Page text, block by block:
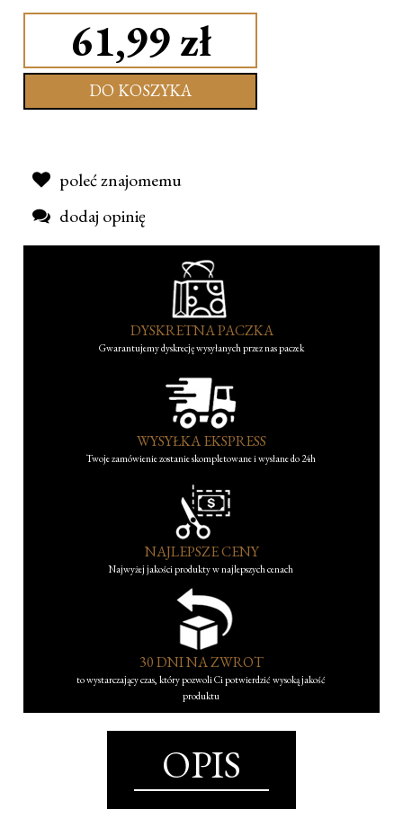
61,99 zł
DO KOSZYKA
poleć znajomemu
dodaj opinię
DYSKRETNA PACZKA
Gwarantujemy dyskrecję wysyłanych przez nas paczek
WYSYŁKA EKSPRESS
Twoje zamówienie zostanie skompletowane i wysłane do 24h
NAJLEPSZE CENY
Najwyżej jakości produkty w najlepszych cenach
30 DNI NA ZWROT
to wystarczający czas, który pozwoli Ci potwierdzić wysoką jakość
produktu
OPIS